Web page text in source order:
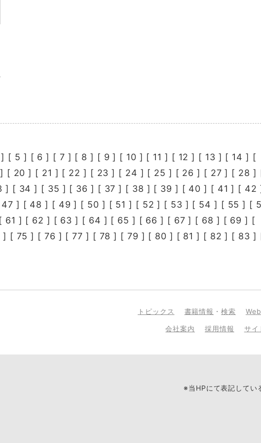
] [ 5 ] [ 6 ] [ 7 ] [ 8 ] [ 9 ] [ 10 ] [ 11 ] [ 12 ] [ 13 ] [ 14 ] [
] [ 20 ] [ 21 ] [ 22 ] [ 23 ] [ 24 ] [ 25 ] [ 26 ] [ 27 ] [ 28 ]
] [ 34 ] [ 35 ] [ 36 ] [ 37 ] [ 38 ] [ 39 ] [ 40 ] [ 41 ] [ 42
47 ] [ 48 ] [ 49 ] [ 50 ] [ 51 ] [ 52 ] [ 53 ] [ 54 ] [ 55 ] [
61 ] [ 62 ] [ 63 ] [ 64 ] [ 65 ] [ 66 ] [ 67 ] [ 68 ] [ 69 ] [
] [ 75 ] [ 76 ] [77 ] [ 78 ] [ 79 ] [ 80 ] [ 81 ] [ 82 ] [ 83 ]
トピックス 書籍情報 ・検索
会社案内 採用情報 サイ
※当HPにて表記してい